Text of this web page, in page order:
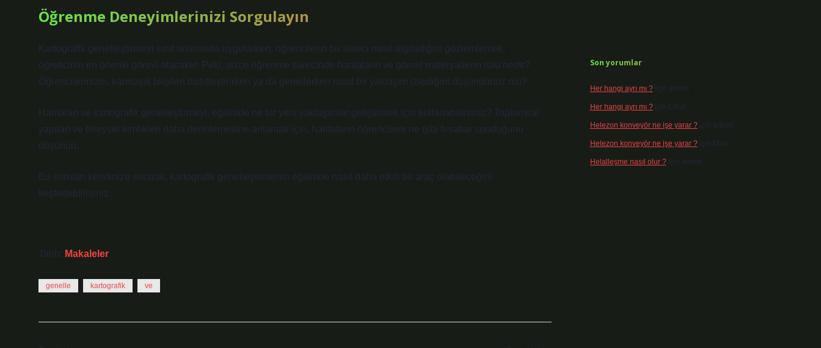
Öğrenme Deneyimlerinizi Sorgulayın
Kartografik genelleştirmeyi sınıf ortamında uygularken, öğrencilerin bu süreci nasıl algıladığını gözlemlemek,
öğreticinin en önemli görevi olacaktır. Peki, sizce öğrenme sürecinde haritaların ve görsel materyallerin rolü nedir?
Öğrencilerinizin, karmaşık bilgileri basitleştirirken ya da genellerken nasıl bir yaklaşım izlediğini düşündünüz mü?
Haritaları ve kartografik genelleştirmeyi, eğitimde ne tür yeni yaklaşımlar geliştirmek için kullanabilirsiniz? Toplumsal
yapıları ve bireysel kimlikleri daha derinlemesine anlamak için, haritaların öğrencilere ne gibi fırsatlar sunduğunu
düşünün.
Bu soruları kendinize sorarak, kartografik genelleştirmenin eğitimde nasıl daha etkili bir araç olabileceğini
keşfedebilirsiniz.
Tarih: Makaleler
genelle kartografik ve
Son yorumlar
Her hangi ayrı mı ?için admin
Her hangi ayrı mı ?için Cihat
Helezon konveyör ne işe yarar ?için admin
Helezon konveyör ne işe yarar ?için Mine
Helalleşme nasıl olur ?için admin